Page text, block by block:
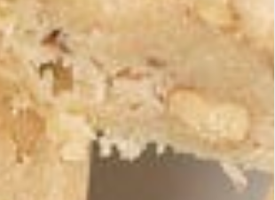
ENVOYER
nous nous engageons à vous offrir la